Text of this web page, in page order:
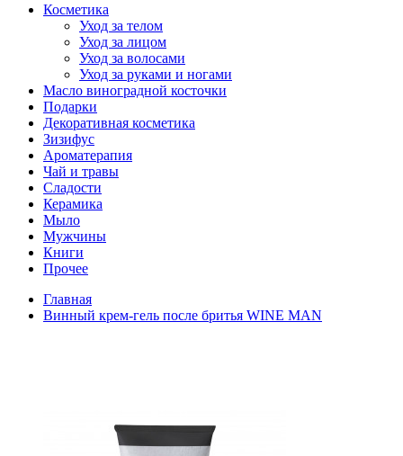
Косметика
Уход за телом
Уход за лицом
Уход за волосами
Уход за руками и ногами
Масло виноградной косточки
Подарки
Декоративная косметика
Зизифус
Ароматерапия
Чай и травы
Сладости
Керамика
Мыло
Мужчины
Книги
Прочее
Главная
Винный крем-гель после бритья WINE MAN